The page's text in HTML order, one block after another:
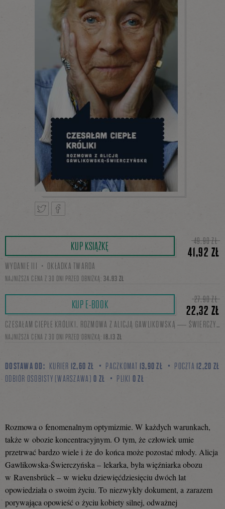
TweetnijPodziel
się
na
KUP KSIĄŻKĘ 49,90 ZŁ
41,92 ZŁ
WYDANIE III・OKŁADKA TWARDA
NAJNIŻSZA CENA Z 30 DNI PRZED OBNIŻKĄ: 34,93 ZŁ
KUP E-BOOK 27,90 ZŁ
22,32 ZŁ
CZESAŁAM CIEPŁE KRÓLIKI. ROZMOWA Z ALICJĄ GAWLIKOWSKĄ — ŚWIERCZYŃSKĄ・WYDANIE I・EPUB, MOBI
NAJNIŻSZA CENA Z 30 DNI PRZED OBNIŻKĄ: 18,13 ZŁ
DOSTAWA OD: KURIER 12,60 ZŁ PACZKOMAT 13,90 ZŁ POCZTA 12,20 ZŁ
ODBIÓR OSOBISTY (WARSZAWA) 0 ZŁ PLIKI 0 ZŁ
Rozmowa o fenomenalnym optymizmie. W każdych warunkach,
także w obozie koncentracyjnym. O tym, że człowiek umie
przetrwać bardzo wiele i że do końca może pozostać młody. Alicja
Gawlikowska-Świerczyńska – lekarka, była więźniarka obozu
w Ravensbrück – w wieku dziewięćdziesięciu dwóch lat
opowiedziała o swoim życiu. To niezwykły dokument, a zarazem
porywająca opowieść o życiu kobiety silnej, odważnej